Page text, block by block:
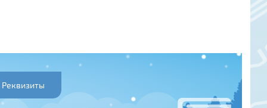
Реквизиты